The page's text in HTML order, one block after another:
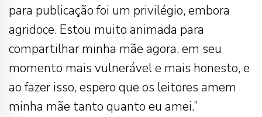
para publicação foi um privilégio, embora
agridoce. Estou muito animada para
compartilhar minha mãe agora, em seu
momento mais vulnerável e mais honesto, e
ao fazer isso, espero que os leitores amem
minha mãe tanto quanto eu amei.”